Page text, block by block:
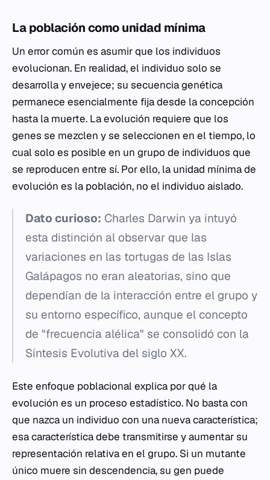
La población como unidad mínima
Un error común es asumir que los individuos
evolucionan. En realidad, el individuo solo se
desarrolla y envejece; su secuencia genética
permanece esencialmente fija desde la concepción
hasta la muerte. La evolución requiere que los
genes se mezclen y se seleccionen en el tiempo, lo
cual solo es posible en un grupo de individuos que
se reproducen entre sí. Por ello, la unidad mínima de
evolución es la población, no el individuo aislado.
Dato curioso: Charles Darwin ya intuyó
esta distinción al observar que las
variaciones en las tortugas de las Islas
Galápagos no eran aleatorias, sino que
dependían de la interacción entre el grupo y
su entorno específico, aunque el concepto
de "frecuencia alélica" se consolidó con la
Síntesis Evolutiva del siglo XX.
Este enfoque poblacional explica por qué la
evolución es un proceso estadístico. No basta con
que nazca un individuo con una nueva característica;
esa característica debe transmitirse y aumentar su
representación relativa en el grupo. Si un mutante
único muere sin descendencia, su gen puede